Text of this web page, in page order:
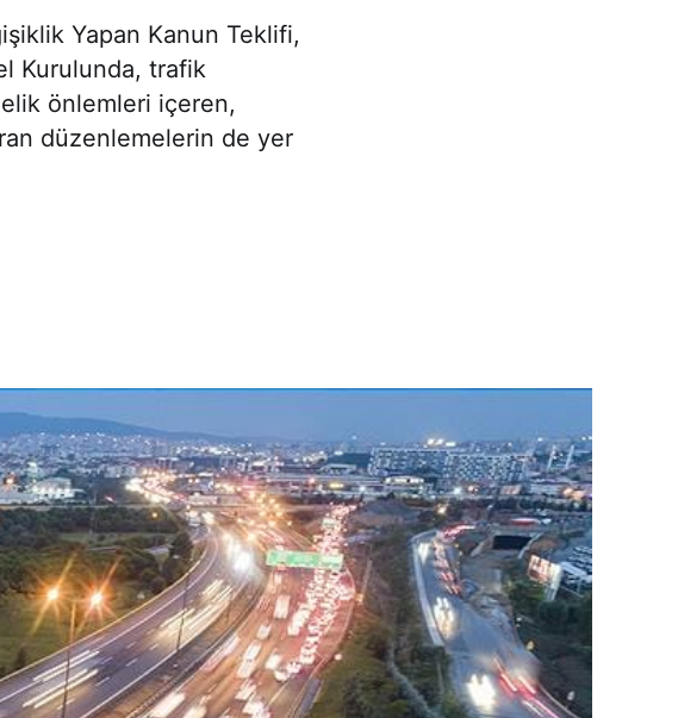
Yapan Kanun Teklifi,
Kurulunda, trafik
önlemleri içeren,
düzenlemelerin de yer